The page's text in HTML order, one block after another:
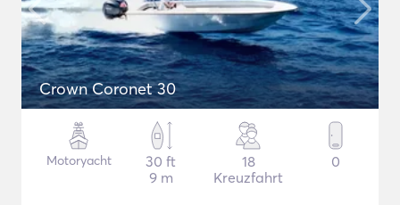
Crown Coronet 30
Motoryacht
30 ft
9 m
18
Kreuzfahrt
0